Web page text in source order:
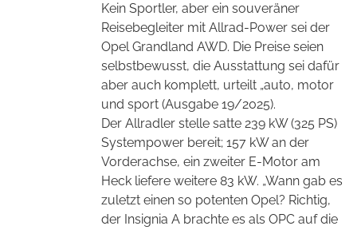
Kein Sportler, aber ein souveräner
Reisebegleiter mit Allrad-Power sei der
Opel Grandland AWD. Die Preise seien
selbstbewusst, die Ausstattung sei dafür
aber auch komplett, urteilt „auto, motor
und sport (Ausgabe 19/2025).
Der Allradler stelle satte 239 kW (325 PS)
Systempower bereit; 157 kW an der
Vorderachse, ein zweiter E-Motor am
Heck liefere weitere 83 kW. „Wann gab es
zuletzt einen so potenten Opel? Richtig,
der Insignia A brachte es als OPC auf die